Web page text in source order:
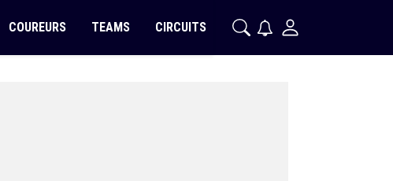
COUREURS TEAMS CIRCUITS